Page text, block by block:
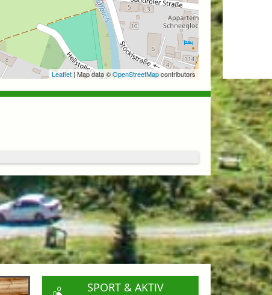
Leaflet | Map data ©OpenStreetMapcontributors
SPORT & AKTIV